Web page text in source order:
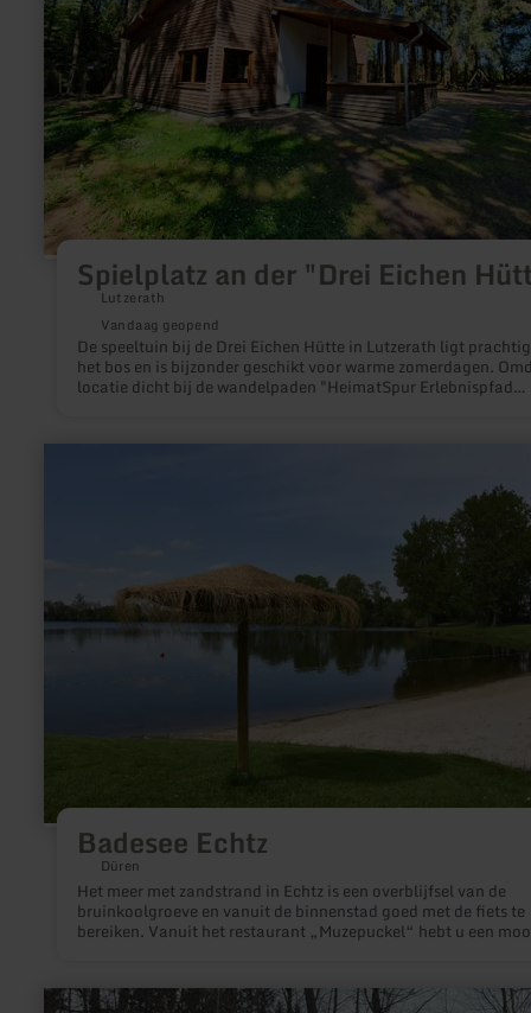
Spielplatz an der "Drei Eichen
Lutzerath
Vandaag geopend
De speeltuin bij de Drei Eichen Hütte in Lutzerath ligt
het bos en is bijzonder geschikt voor warme zomerdagen.
locatie dicht bij de wandelpaden "HeimatSpur Erlebnispfad
een leuke afsluiting van de dag op de speelplaats. De grote
Badesee Echtz
Düren
Het meer met zandstrand in Echtz is een overblijfsel van de
bruinkoolgroeve en vanuit de binnenstad goed met de fiets te
bereiken. Vanuit het restaurant „Muzepuckel“ hebt u een
van Echtz voor duiksporters en vissers.
meer